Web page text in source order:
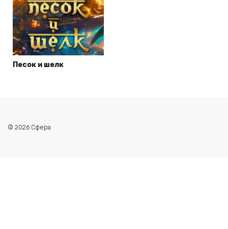
Песок и шелк
© 2026 Сфера